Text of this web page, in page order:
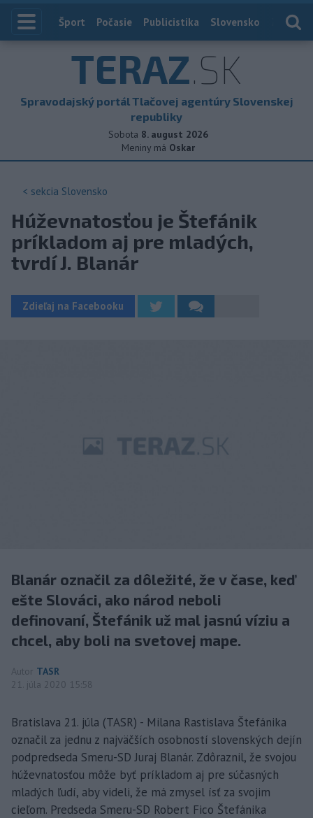
Index
Šport Počasie Publicistika Slovensko
TERAZ.SK
Spravodajský portál Tlačovej agentúry Slovenskej
republiky
Sobota 8. august 2026
Meniny má Oskar
< sekcia Slovensko
Húževnatosťou je Štefánik
príkladom aj pre mladých,
tvrdí J. Blanár
Zdieľaj na Facebooku
Blanár označil za dôležité, že v čase, keď
ešte Slováci, ako národ neboli
definovaní, Štefánik už mal jasnú víziu a
chcel, aby boli na svetovej mape.
Autor TASR
21. júla 2020 15:58
Bratislava 21. júla (TASR) - Milana Rastislava Štefánika
označil za jednu z najväčších osobností slovenských dejín
podpredseda Smeru-SD Juraj Blanár. Zdôraznil, že svojou
húževnatosťou môže byť príkladom aj pre súčasných
mladých ľudí, aby videli, že má zmysel ísť za svojim
cieľom. Predseda Smeru-SD Robert Fico Štefánika